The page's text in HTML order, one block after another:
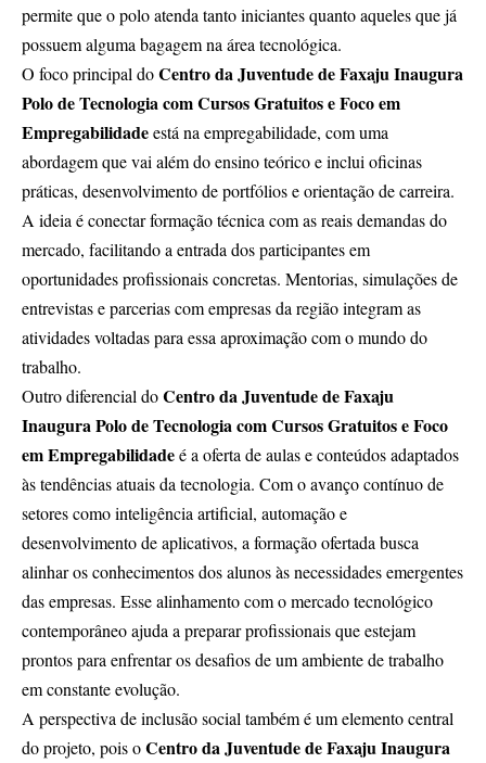
permite que o polo atenda tanto iniciantes quanto aqueles que já
possuem alguma bagagem na área tecnológica.
O foco principal doCentro da Juventude de Faxaju Inaugura
Polo de Tecnologia com Cursos Gratuitos e Foco em
Empregabilidadeestá na empregabilidade, com uma
abordagem que vai além do ensino teórico e inclui oficinas
práticas, desenvolvimento de portfólios e orientação de carreira.
A ideia é conectar formação técnica com as reais demandas do
mercado, facilitando a entrada dos participantes em
oportunidades profissionais concretas. Mentorias, simulações de
entrevistas e parcerias com empresas da região integram as
atividades voltadas para essa aproximação com o mundo do
trabalho.
Outro diferencial doCentro da Juventude de Faxaju
Inaugura Polo de Tecnologia com Cursos Gratuitos e Foco
em Empregabilidadeé a oferta de aulas e conteúdos adaptados
às tendências atuais da tecnologia. Com o avanço contínuo de
setores como inteligência artificial, automação e
desenvolvimento de aplicativos, a formação ofertada busca
alinhar os conhecimentos dos alunos às necessidades emergentes
das empresas. Esse alinhamento com o mercado tecnológico
contemporâneo ajuda a preparar profissionais que estejam
prontos para enfrentar os desafios de um ambiente de trabalho
em constante evolução.
A perspectiva de inclusão social também é um elemento central
do projeto, pois oCentro da Juventude de Faxaju Inaugura